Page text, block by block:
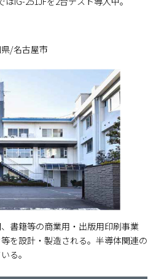
/名古屋市
書籍等の商業用・出版用印刷事業
を設計・製造される。半導体関連の
る。